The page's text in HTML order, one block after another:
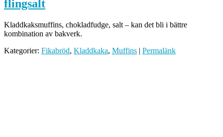
flingsalt
Kladdkaksmuffins, chokladfudge, salt – kan det bli i bättre
kombination av bakverk.
Kategorier: Fikabröd, Kladdkaka, Muffins | Permalänk